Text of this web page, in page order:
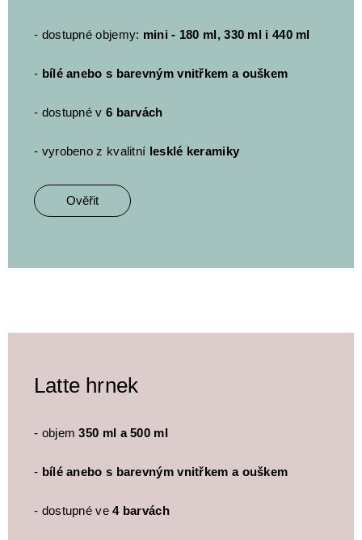
- dostupné objemy: mini - 180 ml, 330 ml i 440 ml
- bílé anebo s barevným vnitřkem a ouškem
- dostupné v 6 barvách
- vyrobeno z kvalitní lesklé keramiky
Ověřit
Latte hrnek
- objem350 ml a 500 ml
- bílé anebo s barevným vnitřkem a ouškem
- dostupné ve4 barvách